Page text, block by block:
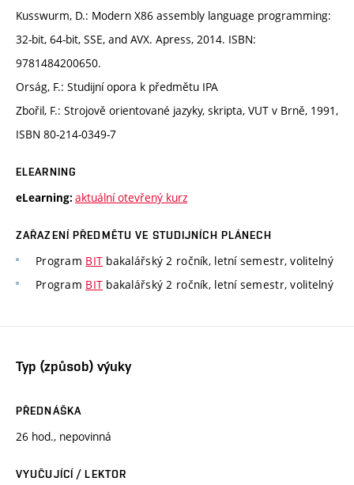
Kusswurm, D.: Modern X86 assembly language programming:
32-bit, 64-bit, SSE, and AVX. Apress, 2014. ISBN:
9781484200650.
Orság, F.: Studijní opora k předmětu IPA
Zbořil, F.: Strojově orientované jazyky, skripta, VUT v Brně, 1991,
ISBN 80-214-0349-7
ELEARNING
eLearning: aktuální otevřený kurz
ZAŘAZENÍ PŘEDMĚTU VE STUDIJNÍCH PLÁNECH
Program BIT bakalářský 2 ročník, letní semestr, volitelný
Program BIT bakalářský 2 ročník, letní semestr, volitelný
Typ (způsob) výuky
PŘEDNÁŠKA
26 hod., nepovinná
VYUČUJÍCÍ / LEKTOR